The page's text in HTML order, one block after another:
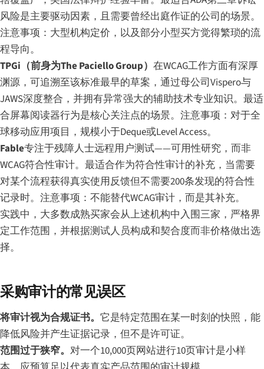
风险是主要驱动因素，且需要曾经出庭作证的公司的场景。
注意事项：大型机构定价，以及部分小型买方觉得繁琐的流
程导向。
TPGi（前身为The Paciello Group） 在WCAG工作方面有深厚
渊源，可追溯至该标准最早的草案，通过母公司Vispero与
JAWS深度整合，并拥有异常强大的辅助技术专业知识。最适
合屏幕阅读器行为是核心关注点的场景。注意事项：对于全
球移动应用项目，规模小于Deque或Level Access。
Fable专注于残障人士远程用户测试——可用性研究，而非
WCAG符合性审计。最适合作为符合性审计的补充，当需要
对某个流程获得真实使用反馈但不需要200条发现的符合性
记录时。注意事项：不能替代WCAG审计，而是其补充。
实践中，大多数成熟买家会从上述机构中入围三家，严格界
定工作范围，并根据测试人员构成和契合度而非价格做出选
择。
采购审计的常见误区
将审计视为合规证书。 它是特定范围在某一时刻的快照，能
降低风险并产生证据记录，但不是许可证。
范围过于狭窄。 对一个10,000页网站进行10页审计是小样